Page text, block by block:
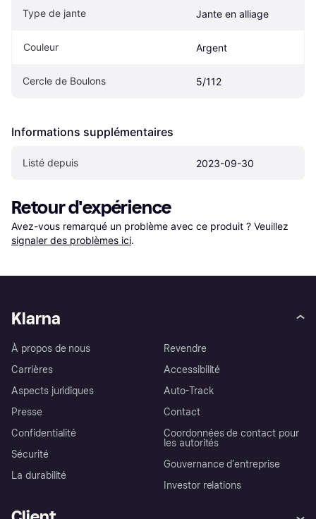
Type de jante Jante en alliage
Couleur Argent
Cercle de Boulons 5/112
Informations supplémentaires
Listé depuis 2023-09-30
Retour d'expérience
Avez-vous remarqué un problème avec ce produit ? Veuillez
signaler des problèmes ici.
Klarna
À propos de nous
Carrières
Aspects juridiques
Presse
Confidentialité
Sécurité
La durabilité
Revendre
Accessibilité
Auto-Track
Contact
Coordonnées de contact pour
les autorités
Gouvernance d’entreprise
Investor relations